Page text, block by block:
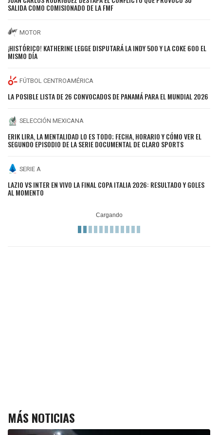
SALIDA COMO COMISIONADO DE LA FMF
MOTOR
¡HISTÓRICO! KATHERINE LEGGE DISPUTARÁ LA INDY 500 Y LA COKE 600 EL
MISMO DÍA
FÚTBOL CENTROAMÉRICA
LA POSIBLE LISTA DE 26 CONVOCADOS DE PANAMÁ PARA EL MUNDIAL 2026
SELECCIÓN MEXICANA
ERIK LIRA, LA MENTALIDAD LO ES TODO; FECHA, HORARIO Y CÓMO VER EL
SEGUNDO EPISODIO DE LA SERIE DOCUMENTAL DE CLARO SPORTS
SERIE A
LAZIO VS INTER EN VIVO LA FINAL COPA ITALIA 2026: RESULTADO Y GOLES
AL MOMENTO
MÁS NOTICIAS